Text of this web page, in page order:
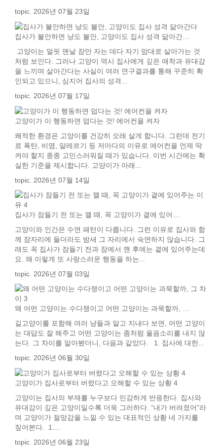
topic. 2026년 07월 23일
집사가 불안하면 냥도 불안, 고양이도 집사 성격 닮아간…
고양이는 얼핏 맨날 잠만 자는 데다 자기 맘대로 살아가는 것
처럼 보인다. 그러나 고양이 역시 집사에게 깊은 애착과 유대감
을 느끼며 살아간다는 사실이 여러 연구결과를 통해 꾸준히 확
인되고 있으니, 심지어 집사의 성격...
topic. 2026년 07월 17일
고양이가 이 행동하면 덥다는 것! 에어컨을 켜자
쾌적한 환경은 고양이를 건강히 오래 살게 합니다. 그런데 전기
료 폭탄, 비염, 알레르기 등 저마다의 이유로 에어컨을 언제 딱
켜야 할지 종종 고민스러워질 때가 있습니다. 이번 시간에는 확
실한 기준을 제시합니다. 고양이가 아래...
topic. 2026년 07월 14일
집사가 잠들기 전 또는 깰 때, 꼭 고양이가 곁에 있어…
고양이와 인간은 수면 패턴이 다릅니다. 그런 이유로 집사와 함
께 잠자리에 들더라도 밤새 그 자리에서 숙면하지 않습니다. 그
래도 꼭 집사가 잠들기 전과 잠에서 깬 후에는 곁에 있어주는데
요. 왜 이렇게 또 사랑스러운 행동을 하는...
topic. 2026년 07월 03일
왜 어떤 고양이는 수다쟁이고 어떤 고양이는 과묵할까, …
길고양이를 포함해 여러 냥들과 알고 지내다 보면, 어떤 고양이
는 대답도 잘 해주고 어떤 고양이는 좀처럼 울음소리를 내지 않
는다. 그 차이를 알아봤더니, 다음과 같았다. 1. 집사에 대한...
topic. 2026년 06월 30일
고양이가 집사로부터 버렸다고 오해할 수 있는 상황 4
고양이는 집사의 부재를 누구보다 민감하게 반응한다. 집사와
유대감이 깊은 고양이일수록 더욱 그러하다. “내가 버려졌어”라
며 고양이가 절망감을 느낄 수 있는 대표적인 상황 네 가지를
짚어본다. 1....
topic. 2026년 06월 23일